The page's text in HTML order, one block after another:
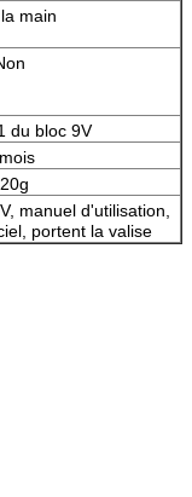
main
du bloc 9V
manuel d'utilisation,
portent la valise